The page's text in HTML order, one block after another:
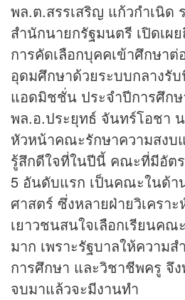
พล.ต.สรรเสริญ แก้วกำเนิด
สำนักนายกรัฐมนตรี เปิดเผ
การคัดเลือกบุคคเข้าศึกษา
อุดมศึกษาด้วยระบบกลางรั
แอดมิชชั่น ประจำปีการศึกษ
พล.อ.ประยุทธ์ จันทร์โอชา
หัวหน้าคณะรักษาความสงบ
รู้สึกดีใจที่ในปีนี้ คณะที่มีอัต
5 อันดับแรก เป็นคณะในด้า
ศาสตร์ ซึ่งหลายฝ่ายวิเคราะ
เยาวชนสนใจเลือกเรียนค
มาก เพราะรัฐบาลให้ความ
การศึกษา และวิชาชีพครู จึง
จบมาแล้วจะมีงานทำ